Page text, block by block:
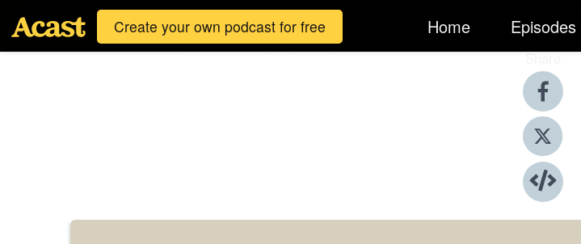
Create your own podcast for free Home Episodes
Share